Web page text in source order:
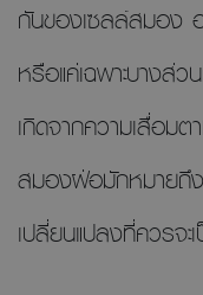
กันของเซลล์สมอง
หรือแค่เฉพาะบางส่
เกิดจากความเสื่อม
สมองฝ่อมักหมายถึง
เปลี่ยนแปลงที่ควรจะ